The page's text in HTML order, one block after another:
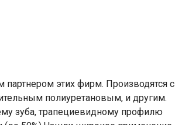
этих фирм. Производятся с
полиуретановым, и другим.
зуба, трапециевидному профилю